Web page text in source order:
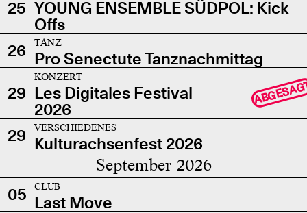
25 YOUNG ENSEMBLE SÜDPOL: Kick
Offs
26
TANZ
Pro Senectute Tanznachmittag
29
KONZERT
Les Digitales Festival
2026
29 VERSCHIEDENES
Kulturachsenfest 2026
September 2026
05 CLUB
Last Move